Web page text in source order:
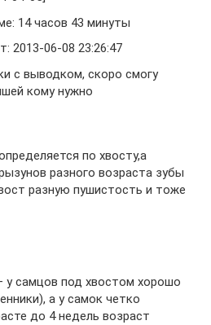
14 часов 43 минуты
2013-06-08 23:26:47
с выводком, скоро смогу
кому нужно
по хвосту,а
разного возраста зубы
разную пушистость и тоже
самцов под хвостом хорошо
а у самок четко
до 4 недель возраст